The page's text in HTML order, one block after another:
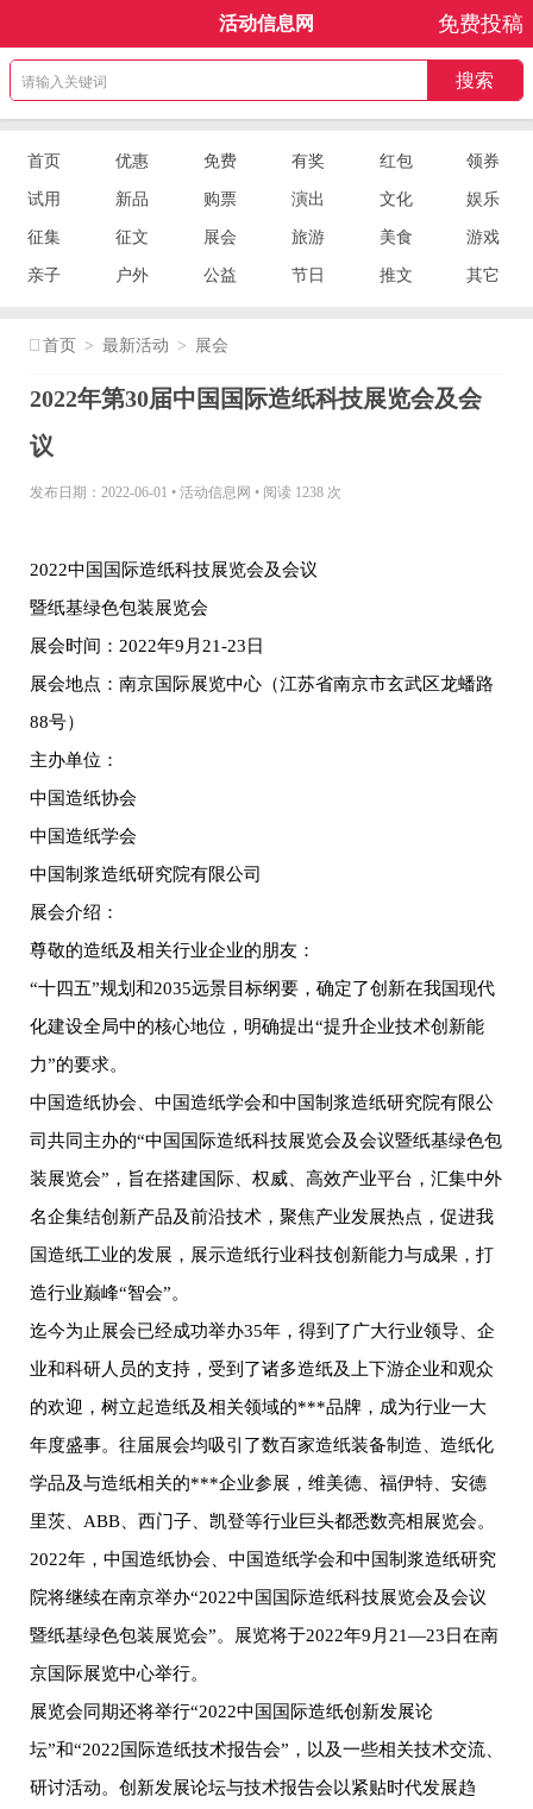
活动信息网 免费投稿
首页 优惠 免费 有奖 红包 领券
试用 新品 购票 演出 文化 娱乐
征集 征文 展会 旅游 美食 游戏
亲子 户外 公益 节日 推文 其它
首页 > 最新活动 > 展会
2022年第30届中国国际造纸科技展览会及会
议
发布日期：2022-06-01 • 活动信息网 • 阅读 1238 次
2022中国国际造纸科技展览会及会议
暨纸基绿色包装展览会
展会时间：2022年9月21-23日
展会地点：南京国际展览中心（江苏省南京市玄武区龙蟠路
88号）
主办单位：
中国造纸协会
中国造纸学会
中国制浆造纸研究院有限公司
展会介绍：
尊敬的造纸及相关行业企业的朋友：
“十四五”规划和2035远景目标纲要，确定了创新在我国现代
化建设全局中的核心地位，明确提出“提升企业技术创新能
力”的要求。
中国造纸协会、中国造纸学会和中国制浆造纸研究院有限公
司共同主办的“中国国际造纸科技展览会及会议暨纸基绿色包
装展览会”，旨在搭建国际、权威、高效产业平台，汇集中外
名企集结创新产品及前沿技术，聚焦产业发展热点，促进我
国造纸工业的发展，展示造纸行业科技创新能力与成果，打
造行业巅峰“智会”。
迄今为止展会已经成功举办35年，得到了广大行业领导、企
业和科研人员的支持，受到了诸多造纸及上下游企业和观众
的欢迎，树立起造纸及相关领域的***品牌，成为行业一大
年度盛事。往届展会均吸引了数百家造纸装备制造、造纸化
学品及与造纸相关的***企业参展，维美德、福伊特、安德
里茨、ABB、西门子、凯登等行业巨头都悉数亮相展览会。
2022年，中国造纸协会、中国造纸学会和中国制浆造纸研究
院将继续在南京举办“2022中国国际造纸科技展览会及会议
暨纸基绿色包装展览会”。展览将于2022年9月21—23日在南
京国际展览中心举行。
展览会同期还将举行“2022中国国际造纸创新发展论
坛”和“2022国际造纸技术报告会”，以及一些相关技术交流、
研讨活动。创新发展论坛与技术报告会以紧贴时代发展趋